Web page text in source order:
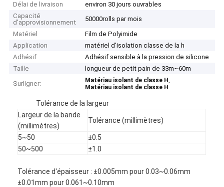
Délai de livraison
environ 30 jours ouvrables
Capacité
d'approvisionnement
50000rolls par mois
Matériel
Film de Polyimide
Application
matériel d'isolation classe de la h
Adhésif
Adhésif sensible à la pression de silicone
Taille
longueur de petit pain de 33m~60m
Surligner:
Matériau isolant de classe H,
Matériau isolant de classe H
Tolérance de la largeur
Largeur de la bande
(millimètres)
Tolérance (millimètres)
5~50
±0.5
50~500
±1.0
Tolérance d'épaisseur : ±0.005mm pour 0.03~0.06mm
±0.01mm pour 0.061~0.10mm